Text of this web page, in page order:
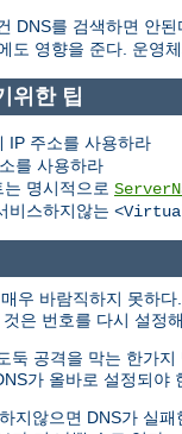
DNS를 검색하면 안된
도 영향을 준다. 운영
위한 팁
IP 주소를 사용하라
를 사용하라
명시적으로
비스하지않는
우 바람직하지 못하
은 번호를 다시 설정
둑 공격을 막는 한가
가 올바로 설정되
지않으면 DNS가 실